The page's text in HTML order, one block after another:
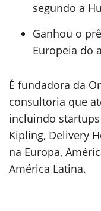
segundo a
Ganhou o
Europeia do
É fundadora da
consultoria que
incluindo
Kipling, Delivery
na Europa,
América Latina.